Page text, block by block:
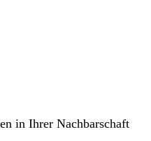
in Ihrer Nachbarschaft